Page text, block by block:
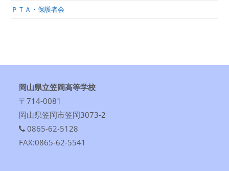
ＰＴＡ・保護者会
岡山県立笠岡高等学校
〒714-0081
岡山県笠岡市笠岡3073-2
0865-62-5128
FAX:0865-62-5541